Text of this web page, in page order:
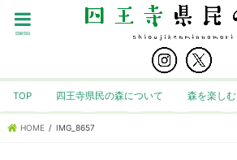
menu
TOP 四王寺県民の森について 森を楽しむ
HOME IMG_8657